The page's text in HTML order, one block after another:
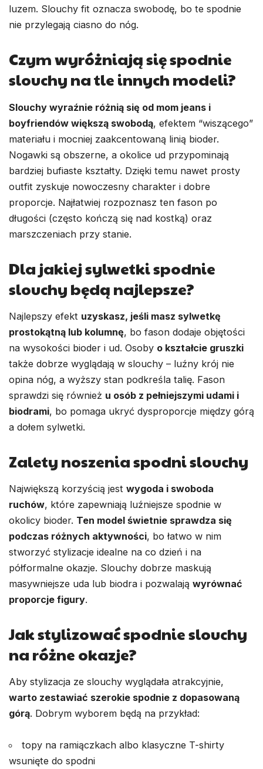
luzem. Slouchy fit oznacza swobodę, bo te spodnie
nie przylegają ciasno do nóg.
Czym wyróżniają się spodnie
slouchy na tle innych modeli?
Slouchy wyraźnie różnią się od mom jeans i
boyfriendów większą swobodą, efektem “wiszącego”
materiału i mocniej zaakcentowaną linią bioder.
Nogawki są obszerne, a okolice ud przypominają
bardziej bufiaste kształty. Dzięki temu nawet prosty
outfit zyskuje nowoczesny charakter i dobre
proporcje. Najłatwiej rozpoznasz ten fason po
długości (często kończą się nad kostką) oraz
marszczeniach przy stanie.
Dla jakiej sylwetki spodnie
slouchy będą najlepsze?
Najlepszy efekt uzyskasz, jeśli masz sylwetkę
prostokątną lub kolumnę, bo fason dodaje objętości
na wysokości bioder i ud. Osoby o kształcie gruszki
także dobrze wyglądają w slouchy – luźny krój nie
opina nóg, a wyższy stan podkreśla talię. Fason
sprawdzi się również u osób z pełniejszymi udami i
biodrami, bo pomaga ukryć dysproporcje między górą
a dołem sylwetki.
Zalety noszenia spodni slouchy
Największą korzyścią jest wygoda i swoboda
ruchów, które zapewniają luźniejsze spodnie w
okolicy bioder. Ten model świetnie sprawdza się
podczas różnych aktywności, bo łatwo w nim
stworzyć stylizacje idealne na co dzień i na
półformalne okazje. Slouchy dobrze maskują
masywniejsze uda lub biodra i pozwalają wyrównać
proporcje figury.
Jak stylizować spodnie slouchy
na różne okazje?
Aby stylizacja ze slouchy wyglądała atrakcyjnie,
warto zestawiać szerokie spodnie z dopasowaną
górą. Dobrym wyborem będą na przykład:
topy na ramiączkach albo klasyczne T-shirty
wsunięte do spodni